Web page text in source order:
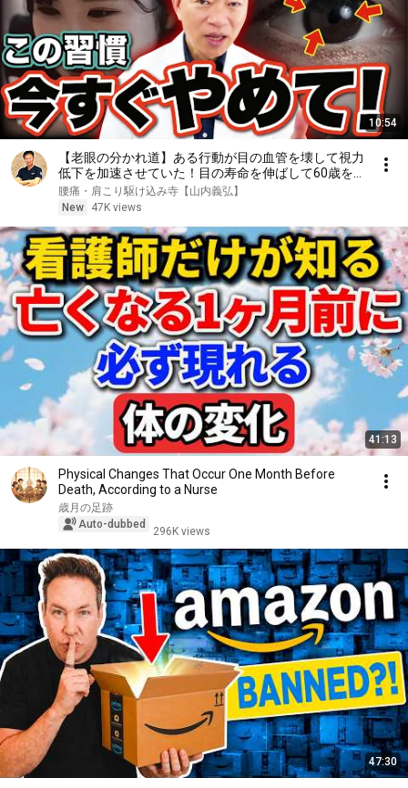
10:54
【老眼の分かれ道】ある行動が目の血管を壊して視力
低下を加速させていた！目の寿命を伸ばして60歳を
超えても視力2.0を目指す神セルフケアとは！
腰痛・肩こり駆け込み寺【山内義弘】
New
47K views
41:13
Physical Changes That Occur One Month Before
Death, According to a Nurse
歳月の足跡
Auto-dubbed
296K views
47:30